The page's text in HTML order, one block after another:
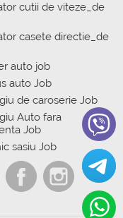
cutii de viteze_de
casete directie_de
auto job
auto Job
de caroserie Job
Auto fara
Job
sasiu Job